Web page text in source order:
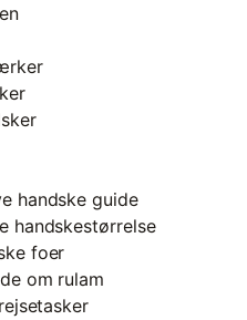
handske guide
handskestørrelse
foer
om rulam